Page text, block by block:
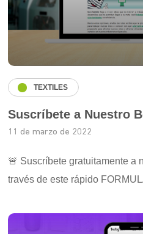
TEXTILES
Suscríbete a Nuestro
11 de marzo de 2022
🚨 Suscríbete gratuitamente a
través de este rápido